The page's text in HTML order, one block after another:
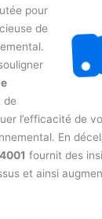
pour
de
de
l’efficacité de
En
fournit des
et ainsi